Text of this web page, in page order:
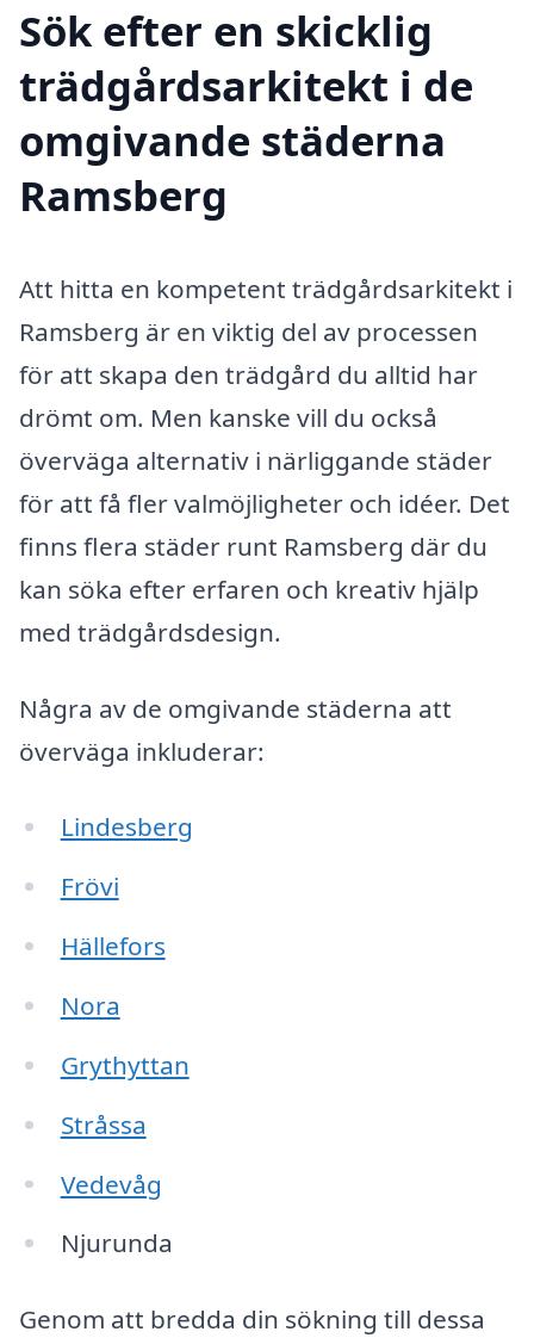
Sök efter en skicklig
trädgårdsarkitekt i de
omgivande städerna
Ramsberg
Att hitta en kompetent trädgårdsarkitekt i
Ramsberg är en viktig del av processen
för att skapa den trädgård du alltid har
drömt om. Men kanske vill du också
överväga alternativ i närliggande städer
för att få fler valmöjligheter och idéer. Det
finns flera städer runt Ramsberg där du
kan söka efter erfaren och kreativ hjälp
med trädgårdsdesign.
Några av de omgivande städerna att
överväga inkluderar:
Lindesberg
Frövi
Hällefors
Nora
Grythyttan
Stråssa
Vedevåg
Njurunda
Genom att bredda din sökning till dessa